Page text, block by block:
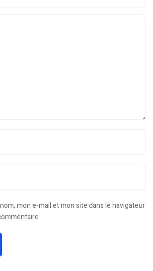
mon e-mail et mon site dans le navigateur